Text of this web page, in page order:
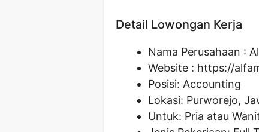
Detail Lowongan Kerja
Nama Perusahaan :
Website : https://
Posisi: Accounting
Lokasi: Purworejo,
Untuk: Pria atau